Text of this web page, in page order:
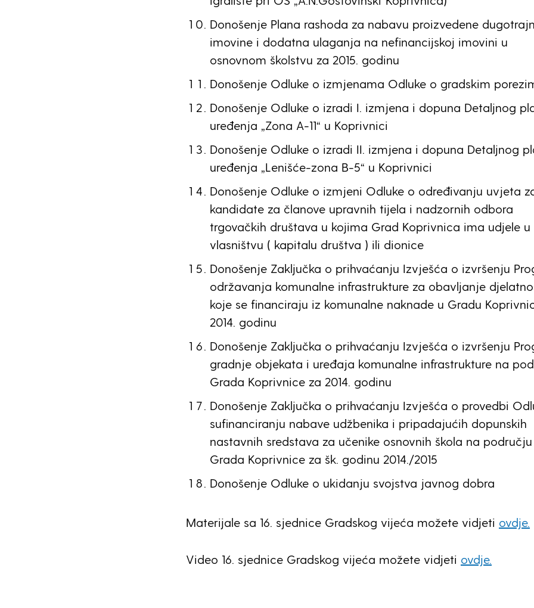
Donošenje Plana rashoda za nabavu proizvedene
imovine i dodatna ulaganja na nefinancijskoj imovini u
osnovnom školstvu za 2015. godinu
Donošenje Odluke o izmjenama Odluke o gradskim
Donošenje Odluke o izradi I. izmjena i dopuna Detaljnog
uređenja „Zona A-11“ u Koprivnici
Donošenje Odluke o izradi II. izmjena i dopuna Detaljnog
uređenja „Lenišće-zona B-5“ u Koprivnici
Donošenje Odluke o izmjeni Odluke o određivanju uvjeta
kandidate za članove upravnih tijela i nadzornih odbora
trgovačkih društava u kojima Grad Koprivnica ima udjele u
vlasništvu ( kapitalu društva ) ili dionice
Donošenje Zaključka o prihvaćanju Izvješća o izvršenju
održavanja komunalne infrastrukture za obavljanje
koje se financiraju iz komunalne naknade u Gradu
2014. godinu
Donošenje Zaključka o prihvaćanju Izvješća o izvršenju
gradnje objekata i uređaja komunalne infrastrukture na
Grada Koprivnice za 2014. godinu
Donošenje Zaključka o prihvaćanju Izvješća o provedbi
sufinanciranju nabave udžbenika i pripadajućih dopunskih
nastavnih sredstava za učenike osnovnih škola na području
Grada Koprivnice za šk. godinu 2014./2015
Donošenje Odluke o ukidanju svojstva javnog dobra
Materijale sa 16. sjednice Gradskog vijeća možete vidjeti ovdje.
Video 16. sjednice Gradskog vijeća možete vidjeti ovdje.